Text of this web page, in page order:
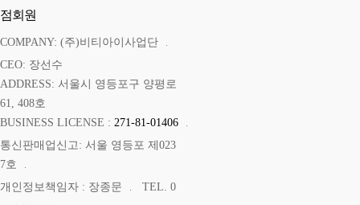
1:1문의
COMPANY: (주)비티아이사업단
CEO: 장선수
ADDRESS: 서울시 영등포구 양평로
61, 408호
BUSINESS LICENSE :271-81-01406
통신판매업신고: 서울 영등포 제023
7호